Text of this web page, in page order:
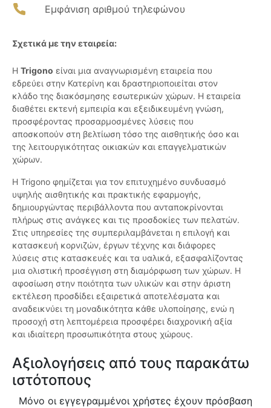
Εμφάνιση αριθμού τηλεφώνου
Σχετικά με την εταιρεία:
Η Trigono είναι μια αναγνωρισμένη εταιρεία που
εδρεύει στην Κατερίνη και δραστηριοποιείται στον
κλάδο της διακόσμησης εσωτερικών χώρων. Η εταιρεία
διαθέτει εκτενή εμπειρία και εξειδικευμένη γνώση,
προσφέροντας προσαρμοσμένες λύσεις που
αποσκοπούν στη βελτίωση τόσο της αισθητικής όσο και
της λειτουργικότητας οικιακών και επαγγελματικών
χώρων.
Η Trigono φημίζεται για τον επιτυχημένο συνδυασμό
υψηλής αισθητικής και πρακτικής εφαρμογής,
δημιουργώντας περιβάλλοντα που ανταποκρίνονται
πλήρως στις ανάγκες και τις προσδοκίες των πελατών.
Στις υπηρεσίες της συμπεριλαμβάνεται η επιλογή και
κατασκευή κορνιζών, έργων τέχνης και διάφορες
λύσεις στις κατασκευές και τα υαλικά, εξασφαλίζοντας
μια ολιστική προσέγγιση στη διαμόρφωση των χώρων. Η
αφοσίωση στην ποιότητα των υλικών και στην άριστη
εκτέλεση προσδίδει εξαιρετικά αποτελέσματα και
αναδεικνύει τη μοναδικότητα κάθε υλοποίησης, ενώ η
προσοχή στη λεπτομέρεια προσφέρει διαχρονική αξία
και ιδιαίτερη προσωπικότητα στους χώρους.
Αξιολογήσεις από τους παρακάτω
ιστότοπους
Μόνο οι εγγεγραμμένοι χρήστες έχουν πρόσβαση